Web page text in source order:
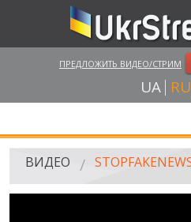
ПРЕДЛОЖИТЬ ВИДЕО/СТРИМ
UA RU
ГЛАВНАЯ
ВИДЕО